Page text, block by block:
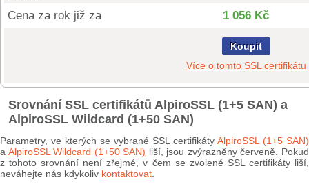
Cena za rok již za 1 056 Kč
Koupit
Více o tomto SSL certifikátu
Srovnání SSL certifikátů AlpiroSSL (1+5 SAN) a
AlpiroSSL Wildcard (1+50 SAN)
Parametry, ve kterých se vybrané SSL certifikáty AlpiroSSL (1+5 SAN)
a AlpiroSSL Wildcard (1+50 SAN) liší, jsou zvýrazněny červeně. Pokud
z tohoto srovnání není zřejmé, v čem se zvolené SSL certifikáty liší,
neváhejte nás kdykoliv kontaktovat